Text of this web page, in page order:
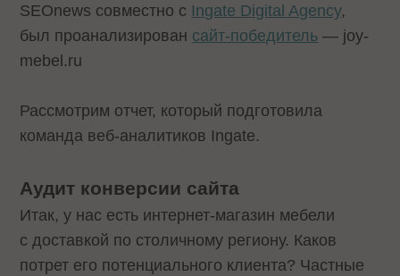
SEOnews совместно с Ingate Digital Agency,
был проанализирован сайт-победитель — joy-
mebel.ru
Рассмотрим отчет, который подготовила
команда веб-аналитиков Ingate.
Аудит конверсии сайта
Итак, у нас есть интернет-магазин мебели
с доставкой по столичному региону. Каков
потрет его потенциального клиента? Частные